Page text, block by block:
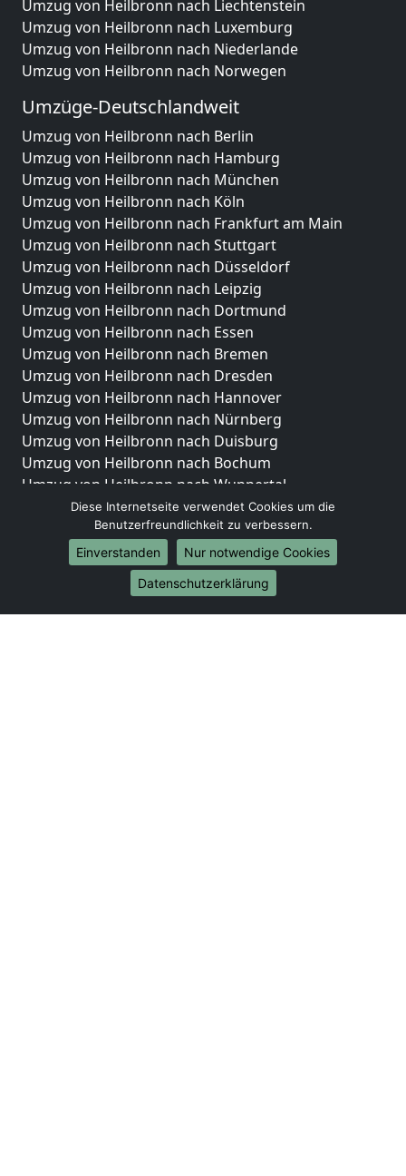
Umzug von Heilbronn nach Liechtenstein
Umzug von Heilbronn nach Luxemburg
Umzug von Heilbronn nach Niederlande
Umzug von Heilbronn nach Norwegen
Umzüge-Deutschlandweit
Umzug von Heilbronn nach Berlin
Umzug von Heilbronn nach Hamburg
Umzug von Heilbronn nach München
Umzug von Heilbronn nach Köln
Umzug von Heilbronn nach Frankfurt am Main
Umzug von Heilbronn nach Stuttgart
Umzug von Heilbronn nach Düsseldorf
Umzug von Heilbronn nach Leipzig
Umzug von Heilbronn nach Dortmund
Umzug von Heilbronn nach Essen
Umzug von Heilbronn nach Bremen
Umzug von Heilbronn nach Dresden
Umzug von Heilbronn nach Hannover
Umzug von Heilbronn nach Nürnberg
Umzug von Heilbronn nach Duisburg
Umzug von Heilbronn nach Bochum
Umzug von Heilbronn nach Wuppertal
Umzug von Heilbronn nach Bielefeld
Umzug von Heilbronn nach Bonn
Umzug von Heilbronn nach Münster
Internationale-Umzüge
Umzug von Heilbronn nach Brasilien
Diese Internetseite verwendet Cookies um die
Benutzerfreundlichkeit zu verbessern.
Einverstanden
Nur notwendige Cookies
Datenschutzerklärung